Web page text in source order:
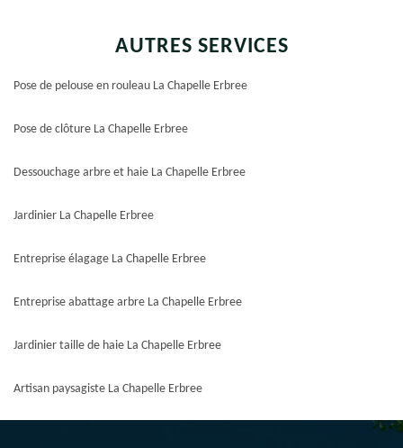
AUTRES SERVICES
Pose de pelouse en rouleau La Chapelle Erbree
Pose de clôture La Chapelle Erbree
Dessouchage arbre et haie La Chapelle Erbree
Jardinier La Chapelle Erbree
Entreprise élagage La Chapelle Erbree
Entreprise abattage arbre La Chapelle Erbree
Jardinier taille de haie La Chapelle Erbree
Artisan paysagiste La Chapelle Erbree